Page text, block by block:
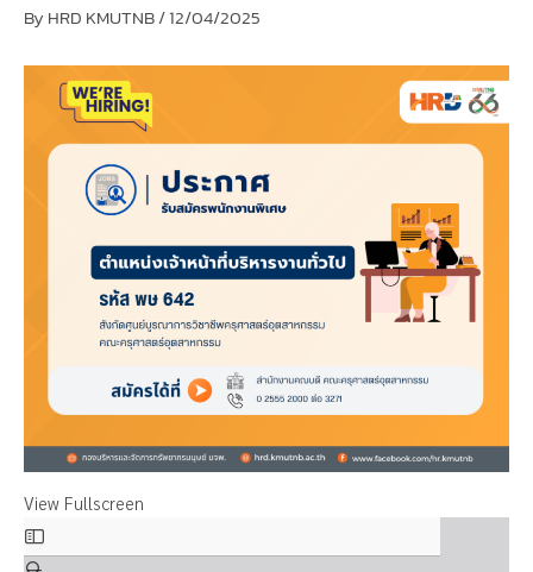
By HRD KMUTNB/12/04/2025
View Fullscreen